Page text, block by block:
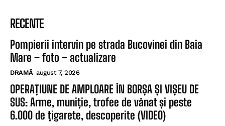
RECENTE
Pompierii intervin pe strada Bucovinei din Baia
Mare – foto – actualizare
DRAMĂ august 7, 2026
OPERAȚIUNE DE AMPLOARE ÎN BORȘA ȘI VIȘEU DE
SUS: Arme, muniție, trofee de vânat și peste
6.000 de țigarete, descoperite (VIDEO)